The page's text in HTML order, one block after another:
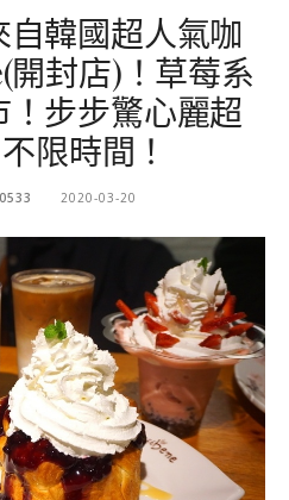
自韓國超人氣咖
開封店)！草莓系
步步驚心麗超
限時間！
2020-03-20